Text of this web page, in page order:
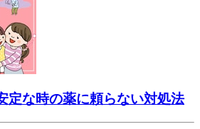
定な時の薬に頼らない対処法